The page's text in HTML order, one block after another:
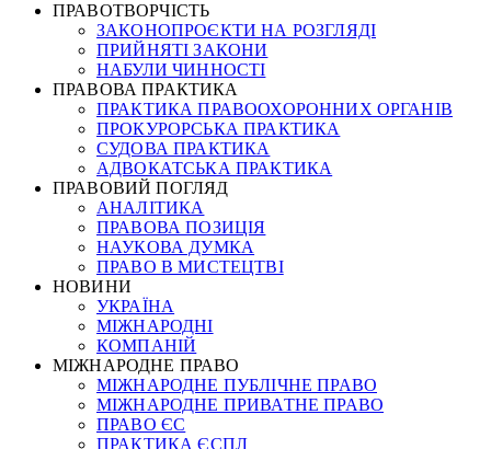
ПРАВОТВОРЧІСТЬ
ЗАКОНОПРОЄКТИ НА РОЗГЛЯДІ
ПРИЙНЯТІ ЗАКОНИ
НАБУЛИ ЧИННОСТІ
ПРАВОВА ПРАКТИКА
ПРАКТИКА ПРАВООХОРОННИХ ОРГАНІВ
ПРОКУРОРСЬКА ПРАКТИКА
СУДОВА ПРАКТИКА
АДВОКАТСЬКА ПРАКТИКА
ПРАВОВИЙ ПОГЛЯД
АНАЛІТИКА
ПРАВОВА ПОЗИЦІЯ
НАУКОВА ДУМКА
ПРАВО В МИСТЕЦТВІ
НОВИНИ
УКРАЇНА
МІЖНАРОДНІ
КОМПАНІЙ
МІЖНАРОДНЕ ПРАВО
МІЖНАРОДНЕ ПУБЛІЧНЕ ПРАВО
МІЖНАРОДНЕ ПРИВАТНЕ ПРАВО
ПРАВО ЄС
ПРАКТИКА ЄСПЛ